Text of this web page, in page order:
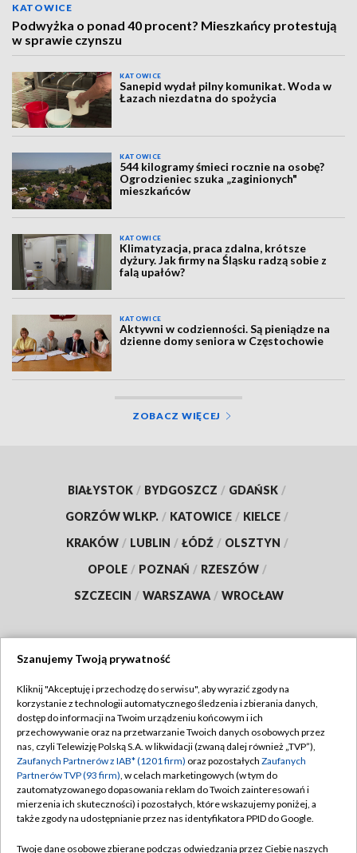
KATOWICE
Podwyżka o ponad 40 procent? Mieszkańcy protestują
w sprawie czynszu
KATOWICE
Sanepid wydał pilny komunikat. Woda w
Łazach niezdatna do spożycia
KATOWICE
544 kilogramy śmieci rocznie na osobę?
Ogrodzieniec szuka „zaginionych"
mieszkańców
KATOWICE
Klimatyzacja, praca zdalna, krótsze
dyżury. Jak firmy na Śląsku radzą sobie z
falą upałów?
KATOWICE
Aktywni w codzienności. Są pieniądze na
dzienne domy seniora w Częstochowie
ZOBACZ WIĘCEJ
BIAŁYSTOK / BYDGOSZCZ / GDAŃSK /
GORZÓW WLKP. / KATOWICE / KIELCE /
KRAKÓW / LUBLIN / ŁÓDŹ / OLSZTYN /
OPOLE / POZNAŃ / RZESZÓW /
SZCZECIN / WARSZAWA / WROCŁAW
TVP
Abonament TVP
Emisja w TVP
Centrum informacji TVP
Naziemna Telewizja Cyfrowa
Regulamin TVP
Polityka prywatności
Moje zgody
Pomoc
Szanujemy Twoją prywatność
Kliknij "Akceptuję i przechodzę do serwisu", aby wyrazić zgody na
korzystanie z technologii automatycznego śledzenia i zbierania danych,
dostęp do informacji na Twoim urządzeniu końcowym i ich
przechowywanie oraz na przetwarzanie Twoich danych osobowych przez
nas, czyli Telewizję Polską S.A. w likwidacji (zwaną dalej również „TVP”),
Zaufanych Partnerów z IAB* (1201 firm) oraz pozostałych Zaufanych
Partnerów TVP (93 firm), w celach marketingowych (w tym do
zautomatyzowanego dopasowania reklam do Twoich zainteresowań i
mierzenia ich skuteczności) i pozostałych, które wskazujemy poniżej, a
także zgody na udostępnianie przez nas identyfikatora PPID do Google.
Twoje dane osobowe zbierane podczas odwiedzania przez Ciebie naszych